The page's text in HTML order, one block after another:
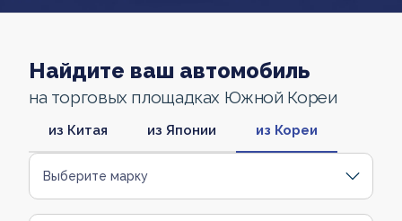
Найдите ваш автомобиль
на торговых площадках Южной Кореи
из Китая из Японии из Кореи
Выберите марку